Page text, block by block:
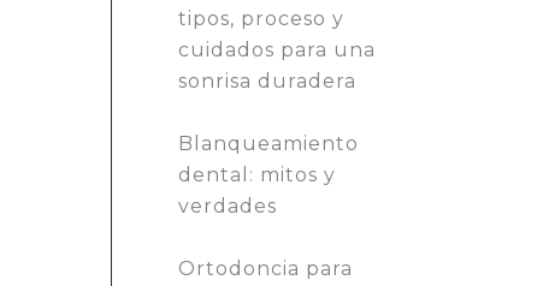
tipos, proceso y
cuidados para una
sonrisa duradera
Blanqueamiento
dental: mitos y
verdades
Ortodoncia para